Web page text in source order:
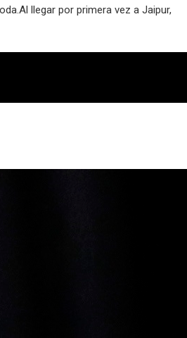
llegar por primera vez a Jaipur,